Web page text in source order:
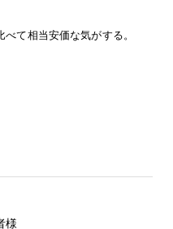
て相当安価な気がする。
様